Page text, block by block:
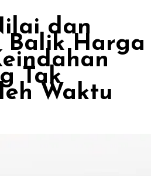
dan
Balik Harga
Tak
Waktu